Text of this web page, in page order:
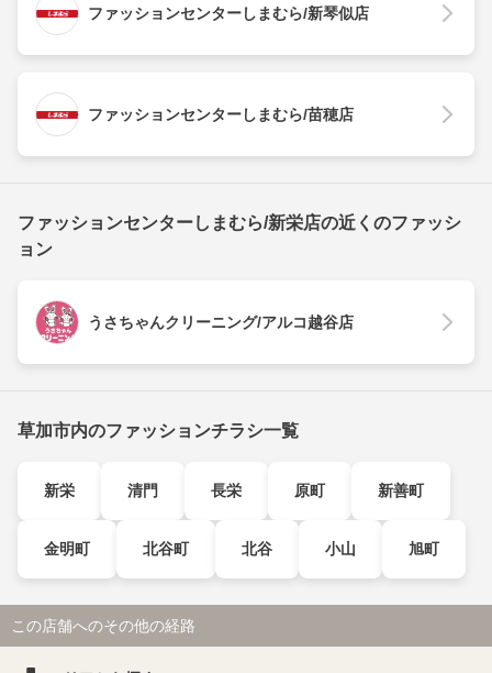
ファッションセンターしまむら/新琴似店
ファッションセンターしまむら/苗穂店
ファッションセンターしまむら/新栄店の近くのファッシ
ョン
うさちゃんクリーニング/アルコ越谷店
草加市内のファッションチラシ一覧
新栄 清門 長栄 原町 新善町
金明町 北谷町 北谷 小山 旭町
この店舗へのその他の経路